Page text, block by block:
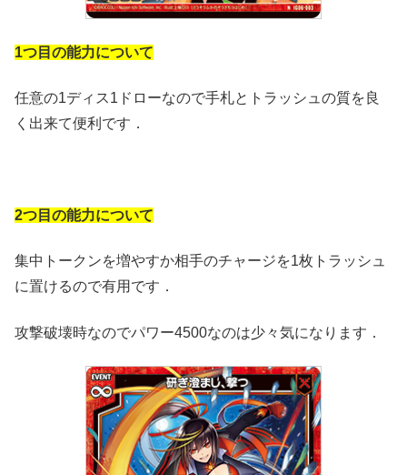
1つ目の能力について
任意の1ディス1ドローなので手札とトラッシュの質を良
く出来て便利です．
2つ目の能力について
集中トークンを増やすか相手のチャージを1枚トラッシュ
に置けるので有用です．
攻撃破壊時なのでパワー4500なのは少々気になります．